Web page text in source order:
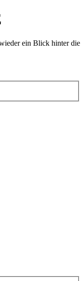
ein Blick hinter die